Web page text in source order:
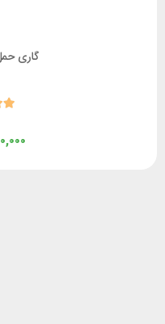
گاری حمل زباله مدل703
تومان